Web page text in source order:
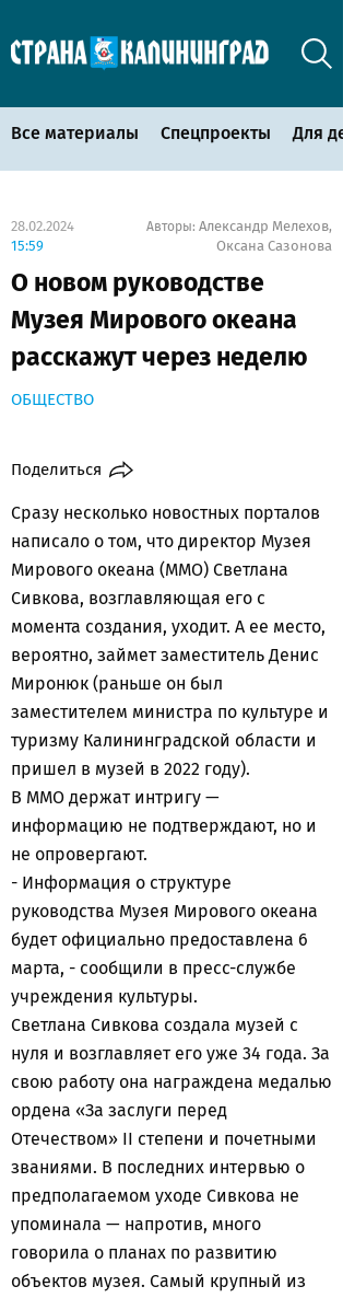
Все материалы Спецпроекты Для
28.02.2024
15:59
Авторы: Александр Мелехов,
Оксана Сазонова
О новом руководстве
Музея Мирового океана
расскажут через неделю
ОБЩЕСТВО
Поделиться
Сразу несколько новостных порталов
написало о том, что директор Музея
Мирового океана (ММО) Светлана
Сивкова, возглавляющая его с
момента создания, уходит. А ее место,
вероятно, займет заместитель Денис
Миронюк (раньше он был
заместителем министра по культуре и
туризму Калининградской области и
пришел в музей в 2022 году).
В ММО держат интригу —
информацию не подтверждают, но и
не опровергают.
- Информация о структуре
руководства Музея Мирового океана
будет официально предоставлена 6
марта, - сообщили в пресс-службе
учреждения культуры.
Светлана Сивкова создала музей с
нуля и возглавляет его уже 34 года. За
свою работу она награждена медалью
ордена «За заслуги перед
Отечеством» II степени и почетными
званиями. В последних интервью о
предполагаемом уходе Сивкова не
упоминала — напротив, много
говорила о планах по развитию
объектов музея. Самый крупный из